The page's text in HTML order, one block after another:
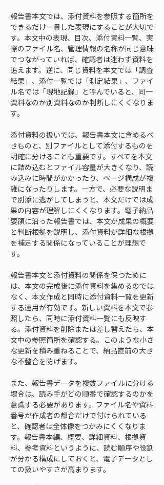
報告書本文では、添付資料を参照する箇所を
できるだけ一貫した表現にすることが大切で
す。本文中の表現、目次、添付資料一覧、実
際のファイル名、管理情報の名称が同じ意味
でつながっていれば、確認者は迷わず資料を
追えます。逆に、同じ資料を本文では「調査
結果」、添付一覧では「測定結果」、ファイ
ル名では「現地記録」と呼んでいると、同一
資料なのか別資料なのか判断しにくくなりま
す。
添付資料の扱いでは、報告書本文に含めるべ
きものと、別ファイルとして添付するものを
明確に分けることも重要です。すべてを本文
に詰め込むとファイル容量が大きくなり、読
み込みに時間がかかったり、ページ構成が複
雑になったりします。一方で、必要な説明ま
で別添に逃がしてしまうと、本文だけでは成
果の内容が理解しにくくなります。電子納品
要領に沿った報告書では、本文が成果の概要
と判断根拠を説明し、添付資料が詳細な根拠
を補足する関係になっていることが理想で
す。
報告書本文と添付資料の関係を保つために
は、本文の完成後に添付資料を集めるのでは
なく、本文作成と同時に添付資料一覧を更新
する運用が有効です。新しい資料を本文で参
照したら、同時に添付資料一覧にも反映す
る。添付資料を削除または差し替えたら、本
文中の参照箇所を確認する。このような小さ
な更新を積み重ねることで、納品直前の大き
な不整合を防げます。
また、報告書データを複数ファイルに分ける
場合は、読み手がどの順番で確認するのかを
意識する必要があります。ファイル名や資料
番号が作成者の都合だけで付けられている
と、確認者は全体像をつかみにくくなりま
す。報告書本編、概要、詳細資料、根拠資
料、参考資料というように、読む順序や役割
が分かる構成にしておくと、電子データとし
ての扱いやすさが高まります。